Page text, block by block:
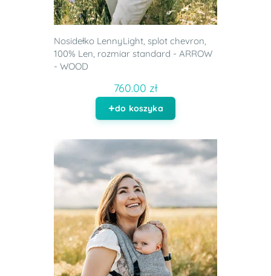
Nosidełko LennyLight, splot chevron,
100% Len, rozmiar standard - ARROW
- WOOD
760.00 zł
do koszyka